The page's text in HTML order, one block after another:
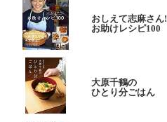
おしえて志麻さん!
お助けレシピ100
大原千鶴の
ひとり分ごはん